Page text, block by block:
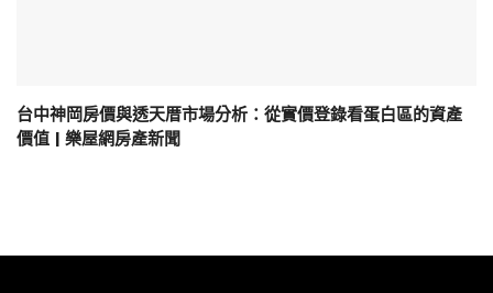
台中神岡房價與透天厝市場分析：從實價登錄看蛋白區的資產
價值 | 樂屋網房產新聞